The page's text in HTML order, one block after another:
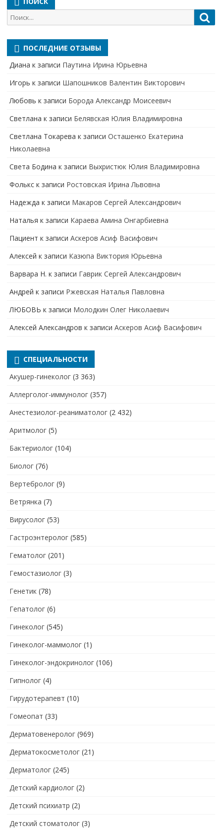
Поиск
для:
ПОСЛЕДНИЕ ОТЗЫВЫ
Диана к записи Паутина Ирина Юрьевна
Игорь к записи Шапошников Валентин Викторович
Любовь к записи Борода Александр Моисеевич
Светлана к записи Белявская Юлия Владимировна
Cветлана Токарева к записи Осташенко Екатерина
Николаевна
Света Бодина к записи Выхристюк Юлия Владимировна
Фолькс к записи Ростовская Ирина Львовна
Надежда к записи Макаров Сергей Александрович
Наталья к записи Караева Амина Онгарбиевна
Пациент к записи Аскеров Асиф Васифович
Алексей к записи Казюпа Виктория Юрьевна
Варвара Н. к записи Гаврик Сергей Александрович
Андрей к записи Ржевская Наталья Павловна
ЛЮБОВЬ к записи Молодкин Олег Николаевич
Алексей Александров к записи Аскеров Асиф Васифович
СПЕЦИАЛЬНОСТИ
Акушер-гинеколог (3 363)
Аллерголог-иммунолог (357)
Анестезиолог-реаниматолог (2 432)
Аритмолог (5)
Бактериолог (104)
Биолог (76)
Вертебролог (9)
Ветрянка (7)
Вирусолог (53)
Гастроэнтеролог (585)
Гематолог (201)
Гемостазиолог (3)
Генетик (78)
Гепатолог (6)
Гинеколог (545)
Гинеколог-маммолог (1)
Гинеколог-эндокринолог (106)
Гипнолог (4)
Гирудотерапевт (10)
Гомеопат (33)
Дерматовенеролог (969)
Дерматокосметолог (21)
Дерматолог (245)
Детский кардиолог (2)
Детский психиатр (2)
Детский стоматолог (3)